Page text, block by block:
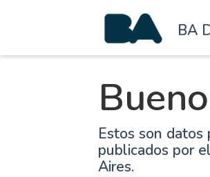
BA
Estos son datos
publicados por
Aires.